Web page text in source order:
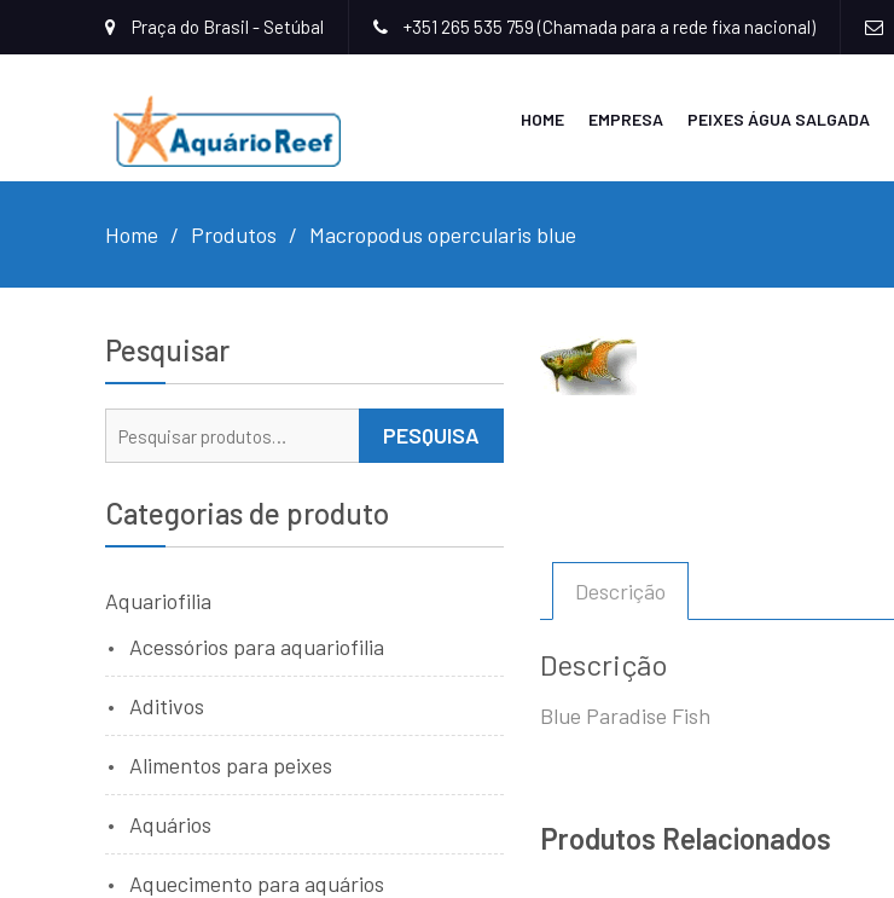
Praça do Brasil - Setúbal +351 265 535 759 (Chamada para a rede fixa nacional)
HOME EMPRESA PEIXES ÁGUA SALGADA
Home Produtos Macropodus opercularis blue
Descrição
Descrição
Blue Paradise Fish
Produtos Relacionados
Pesquisar
PESQUISA
Categorias de produto
Aquariofilia
Acessórios para aquariofilia
Aditivos
Alimentos para peixes
Aquários
Aquecimento para aquários